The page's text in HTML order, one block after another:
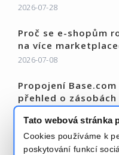
Tato webová stránka
Cookies používáme k
poskytování funkcí
2026-07-28
Proč se e-shopům
na více
2026-07-08
Propojení
přehled o
bezpečnější
2026-06-19
Přečtěte si více – Base